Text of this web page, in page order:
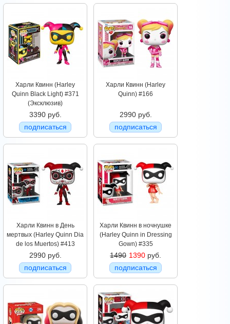
Харли Квинн (Harley
Quinn Black Light) #371
(Эксклюзив)
3390 руб.
подписаться
Харли Квинн (Harley
Quinn) #166
2990 руб.
подписаться
Харли Квинн в День
мертвых (Harley Quinn Dia
de los Muertos) #413
2990 руб.
подписаться
Харли Квинн в ночнушке
(Harley Quinn in Dressing
Gown) #335
1490 1390 руб.
подписаться